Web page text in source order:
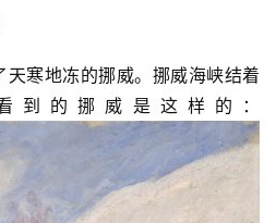
寒地冻的挪威。挪威海峡结着
到的挪威是这样的：